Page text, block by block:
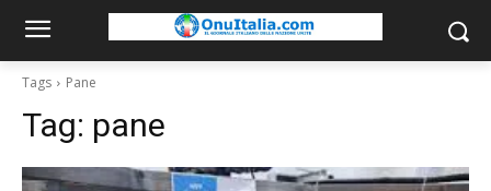
Tags Pane
Tag: pane